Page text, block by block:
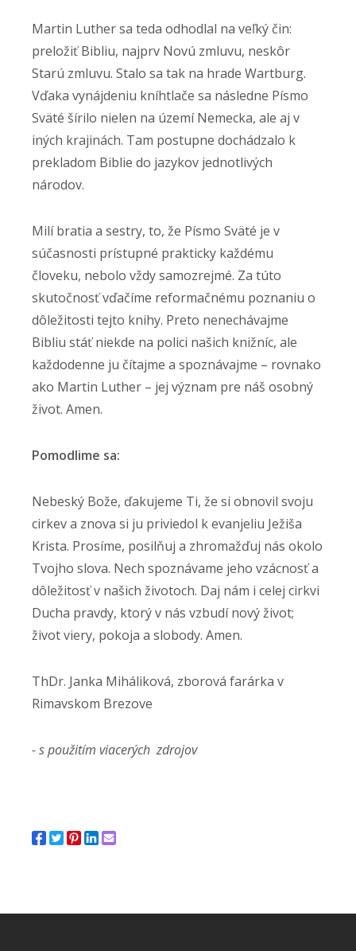
Martin Luther sa teda odhodlal na veľký čin:
preložiť Bibliu, najprv Novú zmluvu, neskôr
Starú zmluvu. Stalo sa tak na hrade Wartburg.
Vďaka vynájdeniu kníhtlače sa následne Písmo
Sväté šírilo nielen na území Nemecka, ale aj v
iných krajinách. Tam postupne dochádzalo k
prekladom Biblie do jazykov jednotlivých
národov.
Milí bratia a sestry, to, že Písmo Sväté je v
súčasnosti prístupné prakticky každému
človeku, nebolo vždy samozrejmé. Za túto
skutočnosť vďačíme reformačnému poznaniu o
dôležitosti tejto knihy. Preto nenechávajme
Bibliu stáť niekde na polici našich knižníc, ale
každodenne ju čítajme a spoznávajme – rovnako
ako Martin Luther – jej význam pre náš osobný
život. Amen.
Pomodlime sa:
Nebeský Bože, ďakujeme Ti, že si obnovil svoju
cirkev a znova si ju priviedol k evanjeliu Ježiša
Krista. Prosíme, posilňuj a zhromažďuj nás okolo
Tvojho slova. Nech spoznávame jeho vzácnosť a
dôležitosť v našich životoch. Daj nám i celej cirkvi
Ducha pravdy, ktorý v nás vzbudí nový život;
život viery, pokoja a slobody. Amen.
ThDr. Janka Miháliková, zborová farárka v
Rimavskom Brezove
- s použitím viacerých zdrojov